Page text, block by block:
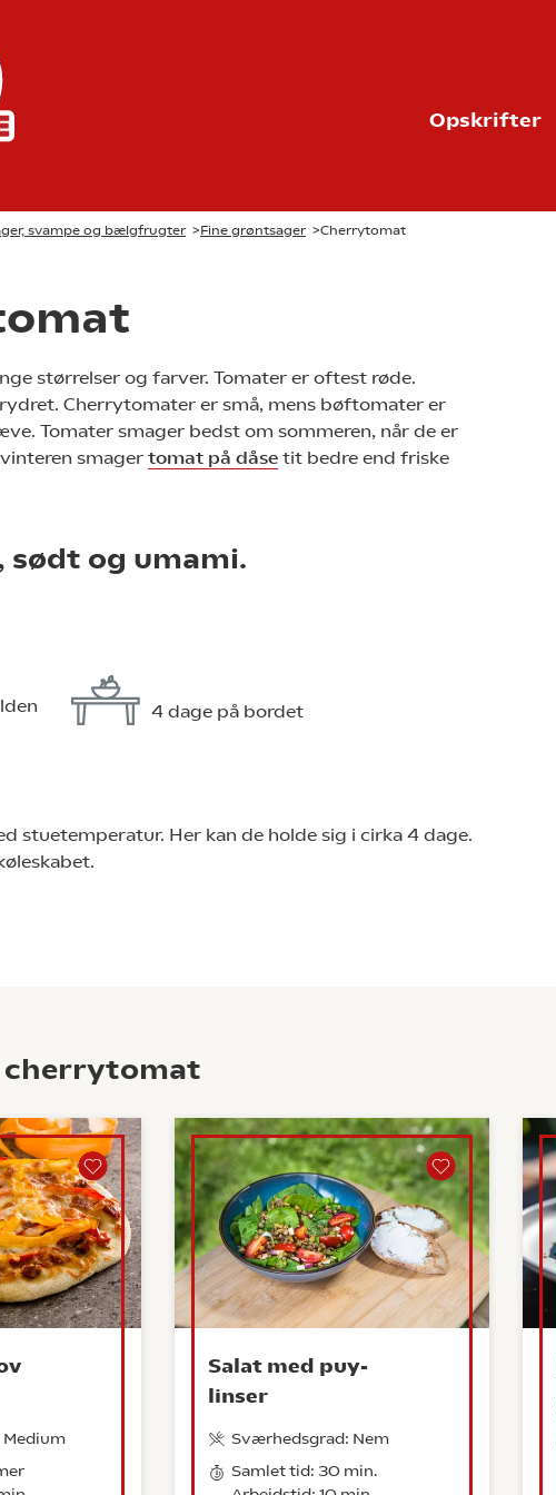
Opskrifter
svampe og bælgfrugter >Fine grøntsager >Cherrytomat
størrelser og farver. Tomater er oftest røde.
Cherrytomater er små, mens bøftomater er
Tomater smager bedst om sommeren, når de er
smager tomat på dåse tit bedre end friske
sødt og umami.
4 dage på bordet
stuetemperatur. Her kan de holde sig i cirka 4 dage.
cherrytomat
Salat med puy-
linser
Sværhedsgrad: Nem
Samlet tid: 30 min.